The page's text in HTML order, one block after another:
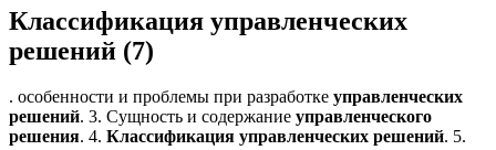
Классификация управленческих
решений (7)
. особенности и проблемы при разработке управленческих
решений. 3. Сущность и содержание управленческого
решения. 4. Классификация управленческих решений. 5.